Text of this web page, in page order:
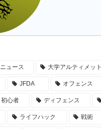
ニュース 大学アルティメット
JFDA オフェンス
初心者 ディフェンス
ライフハック 戦術